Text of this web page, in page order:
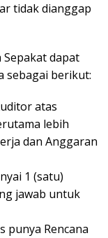
tidak dianggap
dapat
sebagai berikut:
atas
lebih
dan Anggaran
1 (satu)
jawab untuk
punya Rencana